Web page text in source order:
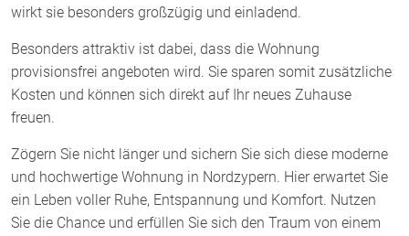
wirkt sie besonders großzügig und einladend.
Besonders attraktiv ist dabei, dass die Wohnung
provisionsfrei angeboten wird. Sie sparen somit zusätzliche
Kosten und können sich direkt auf Ihr neues Zuhause
freuen.
Zögern Sie nicht länger und sichern Sie sich diese moderne
und hochwertige Wohnung in Nordzypern. Hier erwartet Sie
ein Leben voller Ruhe, Entspannung und Komfort. Nutzen
Sie die Chance und erfüllen Sie sich den Traum von einem